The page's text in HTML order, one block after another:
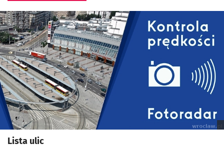
Kliknij, aby powiększyć
Lista ulic